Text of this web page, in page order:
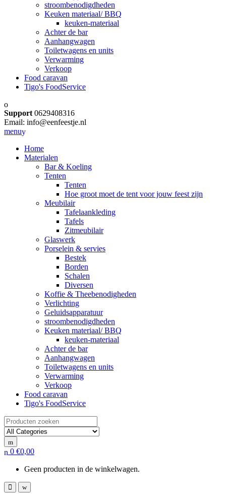
stroombenodigdheden
Keuken materiaal/ BBQ
keuken-materiaal
Achter de bar
Aanhangwagen
Toiletwagens en units
Verwarming
Verkoop
Food caravan
Tigo's FoodService
Support 0629408316
Email: info@eenfeestje.nl
menu
Home
Materialen
Bar & Koeling
Tenten
Tenten
Hoe groot moet de tent voor jouw feest zijn
Meubilair
Tafelaankleding
Tafels
Zitmeubilair
Glaswerk
Porselein & servies
Bestek
Borden
Schalen
Diversen
Koffie & Theebenodigheden
Verlichting
Geluidsapparatuur
stroombenodigdheden
Keuken materiaal/ BBQ
keuken-materiaal
Achter de bar
Aanhangwagen
Toiletwagens en units
Verwarming
Verkoop
Food caravan
Tigo's FoodService
Search for:
0 €0,00
Geen producten in de winkelwagen.